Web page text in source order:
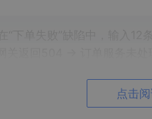
定位时间压缩至3分钟‌。
点击